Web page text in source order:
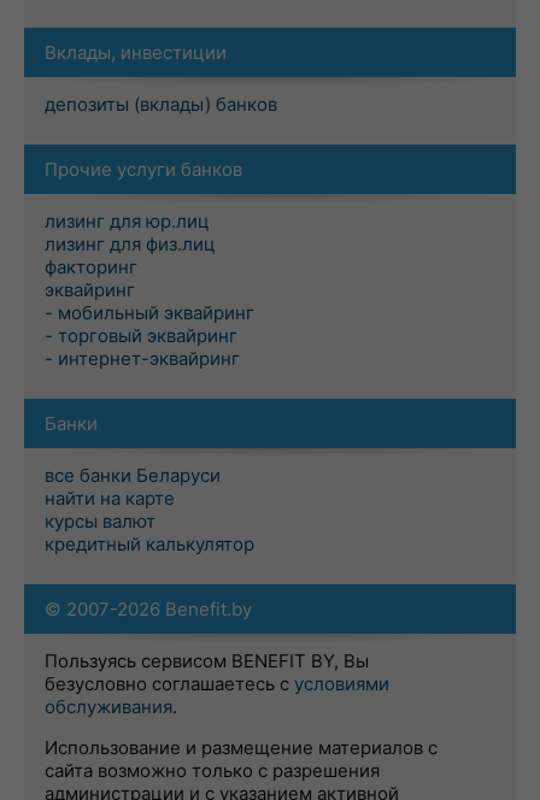
Вклады, инвестиции
депозиты (вклады) банков
Прочие услуги банков
лизинг для юр.лиц
лизинг для физ.лиц
факторинг
эквайринг
- мобильный эквайринг
- торговый эквайринг
- интернет-эквайринг
Банки
все банки Беларуси
найти на карте
курсы валют
кредитный калькулятор
© 2007-2026 Benefit.by
Пользуясь сервисом BENEFIT BY, Вы
безусловно соглашаетесь с условиями
обслуживания.
Использование и размещение материалов с
сайта возможно только с разрешения
администрации и с указанием активной